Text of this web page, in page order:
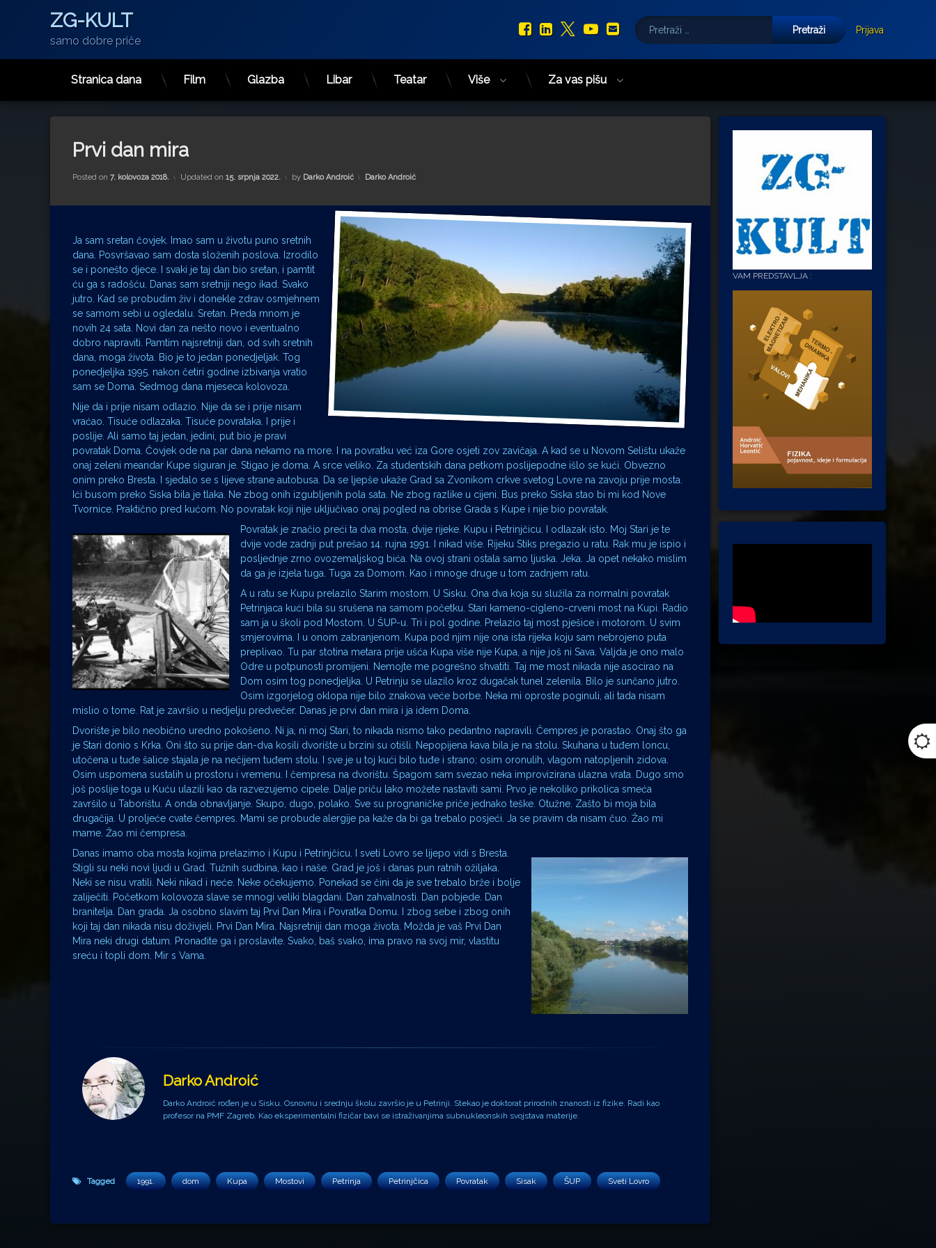
ZG-KULT
samo dobre priče
Facebook
LinkedIn
X.com
YouTube
E-mail
Pretraži:
Prijava
Stranica dana Film Glazba Libar Teatar Više Za vas pišu
Prvi dan mira
Posted on 7. kolovoza 2018. Updated on 15. srpnja 2022. by Darko Androić Kategorije:
Darko Androić
Ja sam sretan čovjek. Imao sam u životu puno sretnih
dana. Posvršavao sam dosta složenih poslova. Izrodilo
se i ponešto djece. I svaki je taj dan bio sretan, i pamtit
ću ga s radošću. Danas sam sretniji nego ikad. Svako
jutro. Kad se probudim živ i donekle zdrav osmjehnem
se samom sebi u ogledalu. Sretan. Preda mnom je
novih 24 sata. Novi dan za nešto novo i eventualno
dobro napraviti. Pamtim najsretniji dan, od svih sretnih
dana, moga života. Bio je to jedan ponedjeljak. Tog
ponedjeljka 1995. nakon četiri godine izbivanja vratio
sam se Doma. Sedmog dana mjeseca kolovoza.
Nije da i prije nisam odlazio. Nije da se i prije nisam
vraćao. Tisuće odlazaka. Tisuće povrataka. I prije i
poslije. Ali samo taj jedan, jedini, put bio je pravi
povratak Doma. Čovjek ode na par dana nekamo na more. I na povratku već iza Gore osjeti zov zavičaja. A kad se u Novom Selištu ukaže
onaj zeleni meandar Kupe siguran je. Stigao je doma. A srce veliko. Za studentskih dana petkom poslijepodne išlo se kući. Obvezno
onim preko Bresta. I sjedalo se s lijeve strane autobusa. Da se ljepše ukaže Grad sa Zvonikom crkve svetog Lovre na zavoju prije mosta.
Ići busom preko Siska bila je tlaka. Ne zbog onih izgubljenih pola sata. Ne zbog razlike u cijeni. Bus preko Siska stao bi mi kod Nove
Tvornice. Praktično pred kućom. No povratak koji nije uključivao onaj pogled na obrise Grada s Kupe i nije bio povratak.
Povratak je značio preći ta dva mosta, dvije rijeke. Kupu i Petrinjčicu. I odlazak isto. Moj Stari je te
dvije vode zadnji put prešao 14. rujna 1991. I nikad više. Rijeku Stiks pregazio u ratu. Rak mu je ispio i
posljednje zrno ovozemaljskog bića. Na ovoj strani ostala samo ljuska. Jeka. Ja opet nekako mislim
da ga je izjela tuga. Tuga za Domom. Kao i mnoge druge u tom zadnjem ratu.
A u ratu se Kupu prelazilo Starim mostom. U Sisku. Ona dva koja su služila za normalni povratak
Petrinjaca kući bila su srušena na samom početku. Stari kameno-cigleno-crveni most na Kupi. Radio
sam ja u školi pod Mostom. U ŠUP-u. Tri i pol godine. Prelazio taj most pješice i motorom. U svim
smjerovima. I u onom zabranjenom. Kupa pod njim nije ona ista rijeka koju sam nebrojeno puta
preplivao. Tu par stotina metara prije ušća Kupa više nije Kupa, a nije još ni Sava. Valjda je ono malo
Odre u potpunosti promijeni. Nemojte me pogrešno shvatiti. Taj me most nikada nije asocirao na
Dom osim tog ponedjeljka. U Petrinju se ulazilo kroz dugačak tunel zelenila. Bilo je sunčano jutro.
Osim izgorjelog oklopa nije bilo znakova veće borbe. Neka mi oproste poginuli, ali tada nisam
mislio o tome. Rat je završio u nedjelju predvečer. Danas je prvi dan mira i ja idem Doma.
Dvorište je bilo neobično uredno pokošeno. Ni ja, ni moj Stari, to nikada nismo tako pedantno napravili. Čempres je porastao. Onaj što ga
je Stari donio s Krka. Oni što su prije dan-dva kosili dvorište u brzini su otišli. Nepopijena kava bila je na stolu. Skuhana u tuđem loncu,
utočena u tuđe šalice stajala je na nečijem tuđem stolu. I sve je u toj kući bilo tuđe i strano; osim oronulih, vlagom natopljenih zidova.
Osim uspomena sustalih u prostoru i vremenu. I čempresa na dvorištu. Špagom sam svezao neka improvizirana ulazna vrata. Dugo smo
još poslije toga u Kuću ulazili kao da razvezujemo cipele. Dalje priču lako možete nastaviti sami. Prvo je nekoliko prikolica smeća
završilo u Taborištu. A onda obnavljanje. Skupo, dugo, polako. Sve su prognaničke priče jednako teške. Otužne. Zašto bi moja bila
drugačija. U proljeće cvate čempres. Mami se probude alergije pa kaže da bi ga trebalo posjeći. Ja se pravim da nisam čuo. Žao mi
mame. Žao mi čempresa.
Danas imamo oba mosta kojima prelazimo i Kupu i Petrinjčicu. I sveti Lovro se lijepo vidi s Bresta.
Stigli su neki novi ljudi u Grad. Tužnih sudbina, kao i naše. Grad je još i danas pun ratnih ožiljaka.
Neki se nisu vratili. Neki nikad i neće. Neke očekujemo. Ponekad se čini da je sve trebalo brže i bolje
zaliječiti. Početkom kolovoza slave se mnogi veliki blagdani. Dan zahvalnosti. Dan pobjede. Dan
branitelja. Dan grada. Ja osobno slavim taj Prvi Dan Mira i Povratka Domu. I zbog sebe i zbog onih
koji taj dan nikada nisu doživjeli. Prvi Dan Mira. Najsretniji dan moga života. Možda je vaš Prvi Dan
Mira neki drugi datum. Pronađite ga i proslavite. Svako, baš svako, ima pravo na svoj mir, vlastitu
sreću i topli dom. Mir s Vama.
Darko Androić
Darko Androić rođen je u Sisku. Osnovnu i srednju školu završio je u Petrinji. Stekao je doktorat prirodnih znanosti iz fizike. Radi kao
profesor na PMF Zagreb. Kao eksperimentalni fizičar bavi se istraživanjima subnukleonskih svojstava materije.
Tagged 1991. dom Kupa Mostovi Petrinja Petrinjčica Povratak Sisak ŠUP Sveti Lovro
VAM PREDSTAVLJA :